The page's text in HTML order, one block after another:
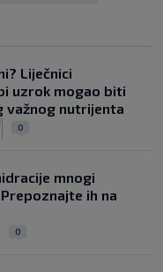
Liječnici
uzrok mogao biti
važnog nutrijenta
0
mnogi
ih na
0